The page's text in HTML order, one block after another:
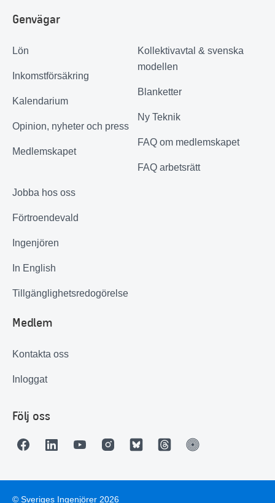
Genvägar
Lön
Inkomstförsäkring
Kalendarium
Opinion, nyheter och press
Medlemskapet
Kollektivavtal & svenska
modellen
Blanketter
Ny Teknik
FAQ om medlemskapet
FAQ arbetsrätt
Jobba hos oss
Förtroendevald
Ingenjören
In English
Tillgänglighetsredogörelse
Medlem
Kontakta oss
Inloggat
Följ oss
© Sveriges Ingenjörer 2026